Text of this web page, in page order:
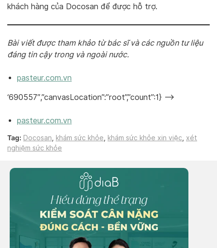
khách hàng của Docosan để được hỗ trợ.
Bài viết được tham khảo từ bác sĩ và các nguồn tư liệu
đáng tin cậy trong và ngoài nước.
pasteur.com.vn
‘690557″,”canvasLocation”:”root”,”count”:1} –>
pasteur.com.vn
Tag: Docosan khám sức khỏe khám sức khỏe xin việc
xét
nghiệm sức khỏe